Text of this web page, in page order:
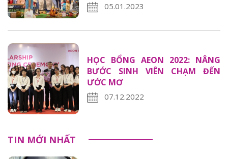
05.01.2023
HỌC BỔNG AEON 2022: NÂNG
BƯỚC SINH VIÊN CHẠM ĐẾN
ƯỚC MƠ
07.12.2022
TIN MỚI NHẤT